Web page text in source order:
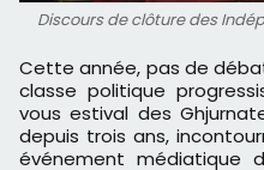
Discours de clôture des
Cette année, pas de débat pour Corsica Libera avec la
classe politique
vous estival des
depuis trois ans,
événement médiatique